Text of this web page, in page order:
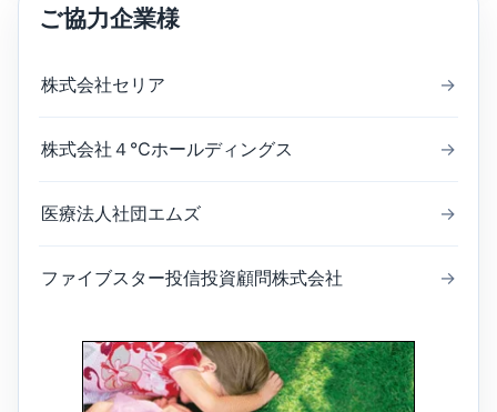
ご協力企業様
株式会社セリア →
株式会社４℃ホールディングス →
医療法人社団エムズ →
ファイブスター投信投資顧問株式会社 →